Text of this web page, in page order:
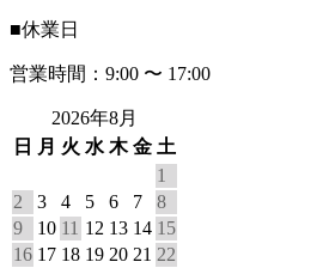
■休業日
営業時間：9:00 〜 17:00
2026年8月
日
月 火 水 木 金 土
1
2
3 4 5 6 7
8
9
10 11 12 13 14 15
16 17 18 19 20 21 22